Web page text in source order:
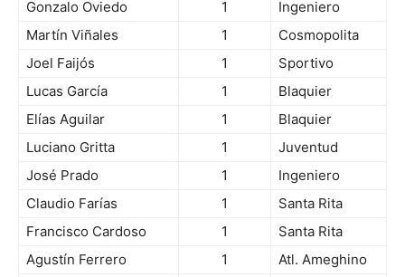
Gonzalo Oviedo
1
Ingeniero
Martín Viñales
1
Cosmopolita
Joel Faijós
1
Sportivo
Lucas García
1
Blaquier
Elías Aguilar
1
Blaquier
Luciano Gritta
1
Juventud
José Prado
1
Ingeniero
Claudio Farías
1
Santa Rita
Francisco Cardoso
1
Santa Rita
Agustín Ferrero
1
Atl. Ameghino